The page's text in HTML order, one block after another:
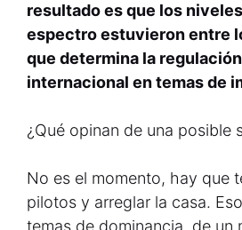
resultado es que los
espectro estuvieron entre
que determina la
internacional en temas de
¿Qué opinan de una posible
No es el momento, hay que
pilotos y arreglar la casa.
temas de dominancia, de un